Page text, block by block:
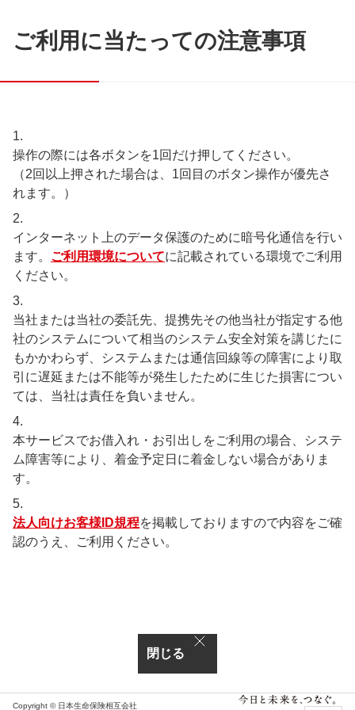
ご利用に当たっての注意事項
1.
操作の際には各ボタンを1回だけ押してください。
（2回以上押された場合は、1回目のボタン操作が優先さ
れます。）
2.
インターネット上のデータ保護のために暗号化通信を行い
ます。 ご利用環境についてに記載されている環境でご利用
ください。
3.
当社または当社の委託先、提携先その他当社が指定する他
社のシステムについて相当のシステム安全対策を講じたに
もかかわらず、システムまたは通信回線等の障害により取
引に遅延または不能等が発生したために生じた損害につい
ては、当社は責任を負いません。
4.
本サービスでお借入れ・お引出しをご利用の場合、システ
ム障害等により、着金予定日に着金しない場合がありま
す。
5.
法人向けお客様ID規程を掲載しておりますので内容をご確
認のうえ、ご利用ください。
閉じる
Copyright © 日本生命保険相互会社